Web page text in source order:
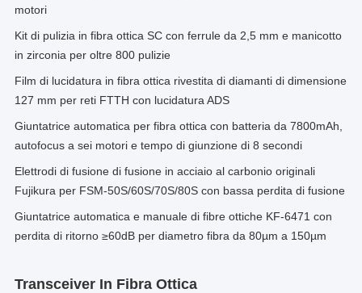
motori
Kit di pulizia in fibra ottica SC con ferrule da 2,5 mm e manicotto
in zirconia per oltre 800 pulizie
Film di lucidatura in fibra ottica rivestita di diamanti di dimensione
127 mm per reti FTTH con lucidatura ADS
Giuntatrice automatica per fibra ottica con batteria da 7800mAh,
autofocus a sei motori e tempo di giunzione di 8 secondi
Elettrodi di fusione di fusione in acciaio al carbonio originali
Fujikura per FSM-50S/60S/70S/80S con bassa perdita di fusione
Giuntatrice automatica e manuale di fibre ottiche KF-6471 con
perdita di ritorno ≥60dB per diametro fibra da 80µm a 150µm
Transceiver In Fibra Ottica